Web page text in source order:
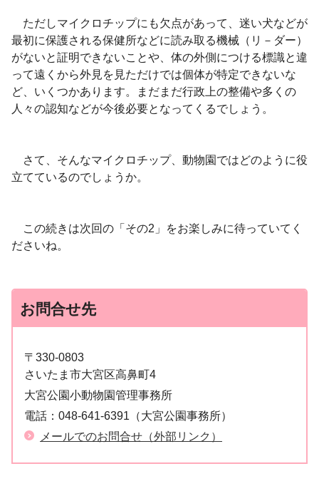
ただしマイクロチップにも欠点があって、迷い犬などが
最初に保護される保健所などに読み取る機械（リ－ダー）
がないと証明できないことや、体の外側につける標識と違
って遠くから外見を見ただけでは個体が特定できないな
ど、いくつかあります。まだまだ行政上の整備や多くの
人々の認知などが今後必要となってくるでしょう。
さて、そんなマイクロチップ、動物園ではどのように役
立てているのでしょうか。
この続きは次回の「その2」をお楽しみに待っていてく
ださいね。
お問合せ先
〒330-0803
さいたま市大宮区高鼻町4
大宮公園小動物園管理事務所
電話： 048-641-6391（大宮公園事務所）
メールでのお問合せ（外部リンク）